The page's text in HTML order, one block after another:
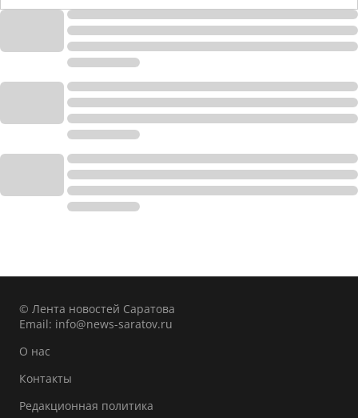
© Лента новостей Саратова
Email: info@news-saratov.ru
О нас
Контакты
Редакционная политика